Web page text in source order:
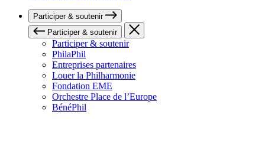
Participer & soutenir
Participer & soutenir
Participer & soutenir
PhilaPhil
Entreprises partenaires
Louer la Philharmonie
Fondation EME
Orchestre Place de l’Europe
BénéPhil